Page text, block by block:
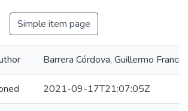
Simple item page
Barrera Córdova, Guillermo
2021-09-17T21:07:05Z